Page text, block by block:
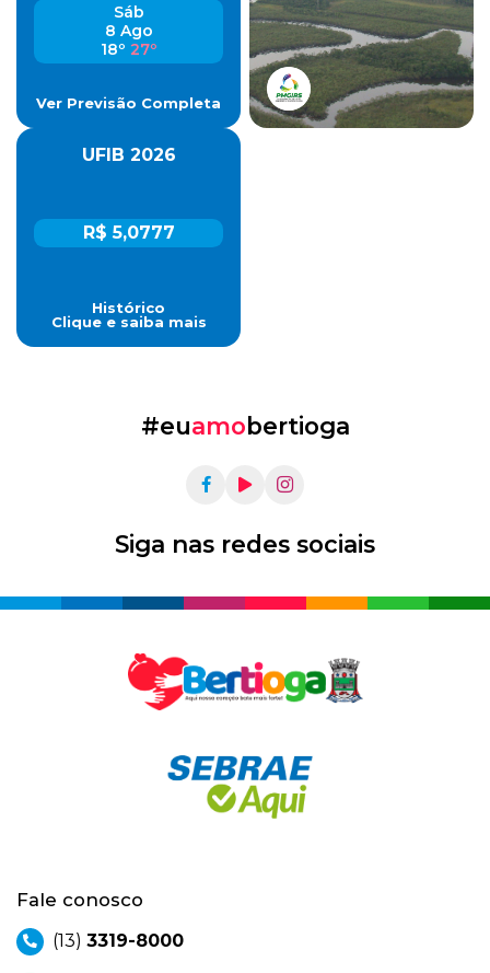
Sáb
8 Ago
18º 27º
Ver Previsão Completa
UFIB 2026
R$ 5,0777
Histórico
Clique e saiba mais
#euamobertioga
Siga nas redes sociais
Fale conosco
(13) 3319-8000